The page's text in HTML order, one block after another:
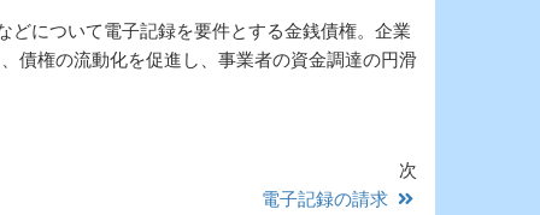
どについて電子記録を要件とする金銭債権。企業
債権の流動化を促進し、事業者の資金調達の円滑
次
電子記録の請求